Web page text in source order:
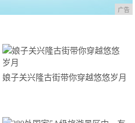
广告
娘子关兴隆古街带你穿越悠悠岁月